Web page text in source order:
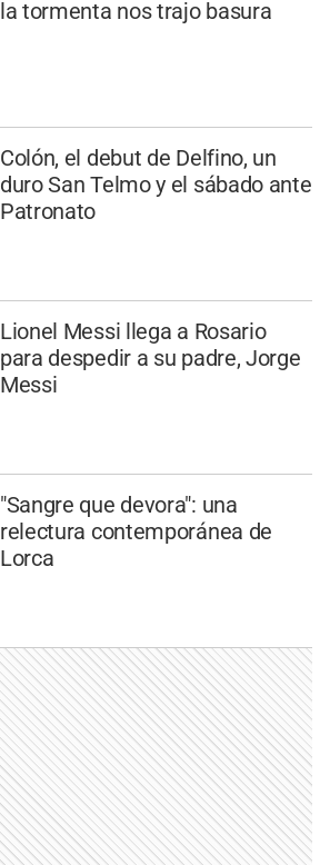
la tormenta nos trajo basura
Colón, el debut de Delfino, un
duro San Telmo y el sábado ante
Patronato
Lionel Messi llega a Rosario
para despedir a su padre, Jorge
Messi
"Sangre que devora": una
relectura contemporánea de
Lorca